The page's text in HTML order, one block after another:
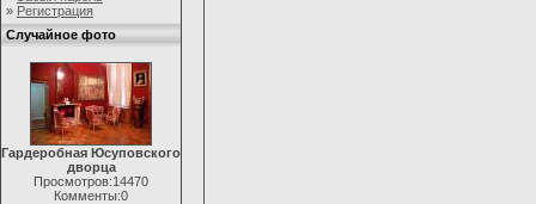
» Регистрация
Случайное фото
Гардеробная Юсуповского
дворца
Просмотров:14470
Комменты:0